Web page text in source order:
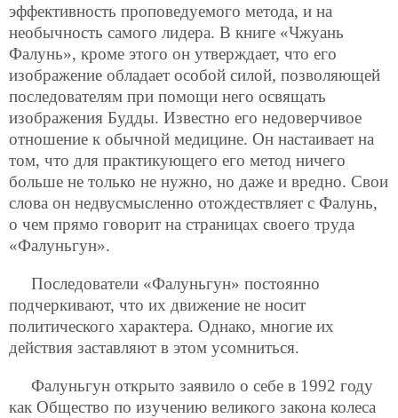
эффективность проповедуемого метода, и на
необычность самого лидера. В книге «Чжуань
Фалунь», кроме этого он утверждает, что его
изображение обладает особой силой, позволяющей
последователям при помощи него освящать
изображения Будды. Известно его недоверчивое
отношение к обычной медицине. Он настаивает на
том, что для практикующего его метод ничего
больше не только не нужно, но даже и вредно. Свои
слова он недвусмысленно отождествляет с Фалунь,
о чем прямо говорит на страницах своего труда
«Фалуньгун».
Последователи «Фалуньгун» постоянно
подчеркивают, что их движение не носит
политического характера. Однако, многие их
действия заставляют в этом усомниться.
Фалуньгун открыто заявило о себе в 1992 году
как Общество по изучению великого закона колеса